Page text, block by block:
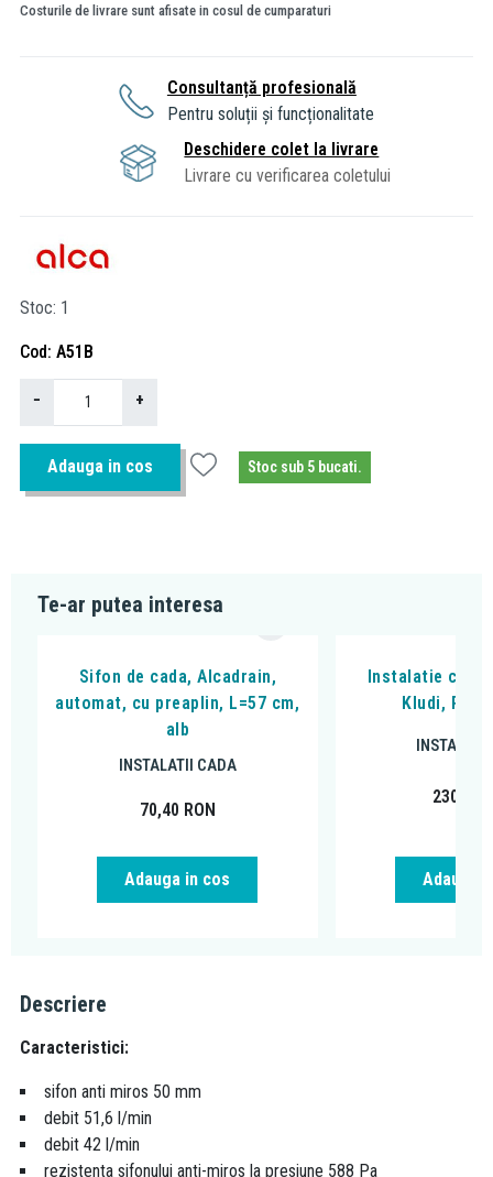
Costurile de livrare sunt afisate in cosul de cumparaturi
Consultanță profesională
Pentru soluții și funcționalitate
Deschidere colet la livrare
Livrare cu verificarea coletului
Stoc 1
Cod A51B
− +
Adauga in cos Stoc sub 5 bucati.
Te-ar putea interesa
Sifon de cada, Alcadrain,
automat, cu preaplin, L=57 cm,
alb
INSTALATII CADA
70,40 RON
Adauga in cos
Instalatie cada
Kludi,
230,83
Adauga
Descriere
Caracteristici:
sifon anti miros 50 mm
debit 51,6 l/min
debit 42 l/min
rezistenta sifonului anti-miros la presiune 588 Pa